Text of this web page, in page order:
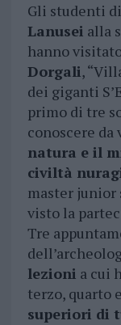
Gli studenti di
Lanusei alla
hanno
Dorgali,
dei giganti
primo di tre
conoscere
natura e il
civiltà
master junior
visto la
Tre
lezioni a cui
terzo, quarto
superiori di